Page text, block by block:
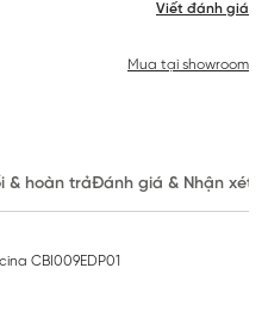
Viết đánh giá
Mua tại showroom
& hoàn trảĐánh giá & Nhận xét
CBI009EDP01